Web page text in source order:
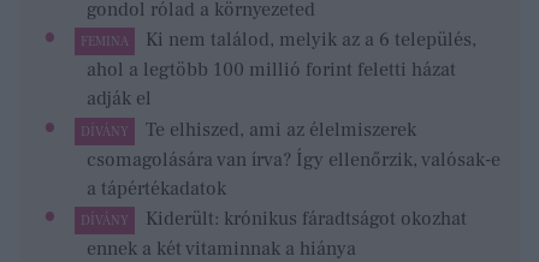
gondol rólad a környezeted
FEMINA
Ki nem találod, melyik az a 6 település,
ahol a legtöbb 100 millió forint feletti házat
adják el
DÍVÁNY
Te elhiszed, ami az élelmiszerek
csomagolására van írva? Így ellenőrzik, valósak-e
a tápértékadatok
DÍVÁNY
Kiderült: krónikus fáradtságot okozhat
ennek a két vitaminnak a hiánya